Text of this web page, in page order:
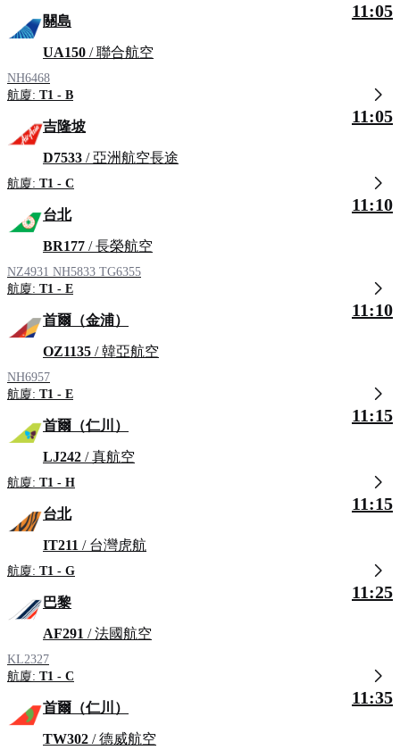
關島
UA150 / 聯合航空
NH6468
航廈: T1 - B
11:05
吉隆坡
D7533 / 亞洲航空長途
航廈: T1 - C
11:05
台北
BR177 / 長榮航空
NZ4931 NH5833 TG6355
航廈: T1 - E
11:10
首爾（金浦）
OZ1135 / 韓亞航空
NH6957
航廈: T1 - E
11:10
首爾（仁川）
LJ242 / 真航空
航廈: T1 - H
11:15
台北
IT211 / 台灣虎航
航廈: T1 - G
11:15
巴黎
AF291 / 法國航空
KL2327
航廈: T1 - C
11:25
首爾（仁川）
TW302 / 德威航空
11:35